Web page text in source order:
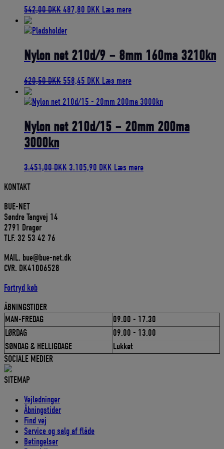
542,00DKKDen
pris
542,00 DKK.
487,80 DKK Den
487,80 DKK.
Læs mere
Nylon net 210d/9 – 8mm 160ma 3210kn
620,50DKK Den
pris
620,50 DKK.
558,45 DKK Den
pris
558,45 DKK.
Læs mere
Nylon net 210d/15 – 20mm 200ma
3000kn
3.451,00DKK Den
3.105,90 DKK Den
Læs mere
KONTAKT
BUE-NET
Søndre Tangvej 14
2791 Dragør
TLF. 32 53 42 76
MAIL. bue@bue-net.dk
CVR. DK41006528
Fortryd køb
ÅBNINGSTIDER
MAN-FREDAG
09.00 - 17.30
LØRDAG
09.00 - 13.00
SØNDAG & HELLIGDAGE
Lukket
SOCIALE MEDIER
SITEMAP
Vejledninger
Åbningstider
Find vej
Service og salg af flåde
Betingelser